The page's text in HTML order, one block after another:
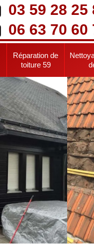
03 59 28 25
06 63 70 60
Réparation de
toiture 59